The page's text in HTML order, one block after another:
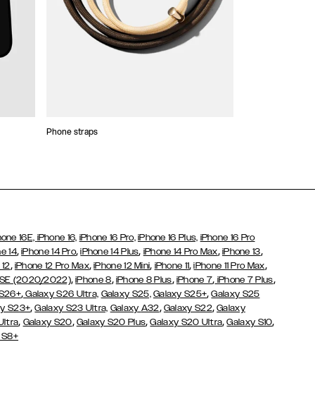
Phone straps
16E, iPhone 16, iPhone 16 Pro, iPhone 16 Plus, iPhone 16 Pro
14,iPhone 14 Pro,iPhone 14 Plus, iPhone 14 Pro Max, iPhone 13,
, iPhone 12 Pro Max,iPhone 12 Mini, iPhone 11,iPhone 11 Pro Max,
SE (2020/2022),iPhone 8, iPhone 8 Plus, iPhone 7, iPhone 7 Plus,
,Galaxy S26 Ultra, Galaxy S25, Galaxy S25+,Galaxy S25
S23+,Galaxy S23 Ultra, Galaxy A32, Galaxy S22,Galaxy
, Galaxy S20, Galaxy S20 Plus,Galaxy S20 Ultra,Galaxy S10,